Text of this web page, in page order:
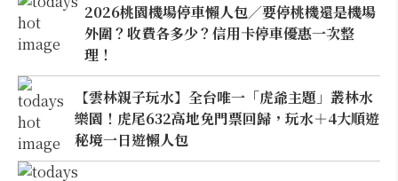
2026桃園機場停車懶人包／要停桃機還是機場
外圍？收費各多少？信用卡停車優惠一次整
理！
【雲林親子玩水】全台唯一「虎爺主題」叢林水
樂園！虎尾632高地免門票回歸，玩水＋4大順遊
秘境一日遊懶人包